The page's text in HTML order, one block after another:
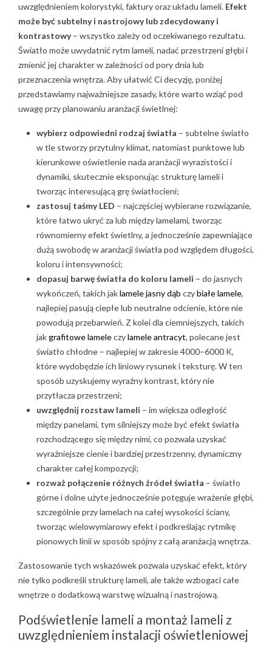
uwzględnieniem kolorystyki, faktury oraz układu lameli. Efekt
może być subtelny i nastrojowy lub zdecydowany i
kontrastowy– wszystko zależy od oczekiwanego rezultatu.
Światło może uwydatnić rytm lameli, nadać przestrzeni głębi i
zmienić jej charakter w zależności od pory dnia lub
przeznaczenia wnętrza. Aby ułatwić Ci decyzję, poniżej
przedstawiamy najważniejsze zasady, które warto wziąć pod
uwagę przy planowaniu aranżacji świetlnej:
wybierz odpowiedni rodzaj światła – subtelne światło
w tle stworzy przytulny klimat, natomiast punktowe lub
kierunkowe oświetlenie nada aranżacji wyrazistości i
dynamiki, skutecznie eksponując strukturę lameli i
tworząc interesującą grę światłocieni;
zastosuj taśmy LED – najczęściej wybierane rozwiązanie,
które łatwo ukryć za lub między lamelami, tworząc
równomierny efekt świetlny, a jednocześnie zapewniające
dużą swobodę w aranżacji światła pod względem długości,
koloru i intensywności;
dopasuj barwę światła do koloru lameli – do jasnych
wykończeń, takich jaklamele jasny dąb czybiałe lamele,
najlepiej pasują ciepłe lub neutralne odcienie, które nie
powodują przebarwień. Z kolei dla ciemniejszych, takich
jakgrafitowe lameleczylamele antracyt, polecane jest
światło chłodne – najlepiej w zakresie 4000–6000 K,
które wydobędzie ich liniowy rysunek i teksturę. W ten
sposób uzyskujemy wyraźny kontrast, który nie
przytłacza przestrzeni;
uwzględnij rozstaw lameli – im większa odległość
między panelami, tym silniejszy może być efekt światła
rozchodzącego się między nimi, co pozwala uzyskać
wyraźniejsze cienie i bardziej przestrzenny, dynamiczny
charakter całej kompozycji;
rozważ połączenie różnych źródeł światła – światło
górne i dolne użyte jednocześnie potęguje wrażenie głębi,
szczególnie przy lamelach na całej wysokości ściany,
tworząc wielowymiarowy efekt i podkreślając rytmikę
pionowych linii w sposób spójny z całą aranżacją wnętrza.
Zastosowanie tych wskazówek pozwala uzyskać efekt, który
nie tylko podkreśli strukturę lameli, ale także wzbogaci całe
wnętrze o dodatkową warstwę wizualną i nastrojową.
Podświetlenie lameli a montaż lameli z
uwzględnieniem instalacji oświetleniowej